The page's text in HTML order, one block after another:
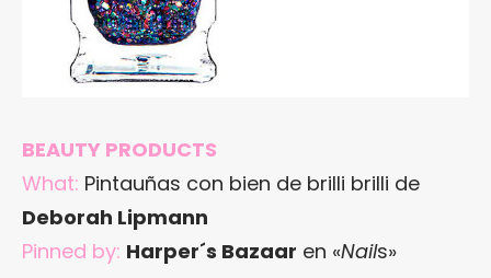
BEAUTY PRODUCTS
What: Pintauñas con bien de brilli brilli de
Deborah Lipmann
Pinned by: Harper´s Bazaar en «Nails»